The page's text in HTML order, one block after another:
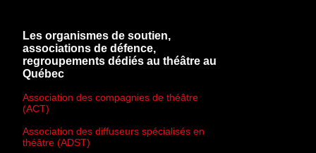
Les organismes de soutien,
associations de défence,
regroupements dédiés au théâtre au
Québec
Association des compagnies de théâtre
(ACT)
Association des diffuseurs spécialisés en
théâtre (ADST)